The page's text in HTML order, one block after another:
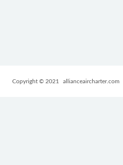
Copyright © 2021 allianceaircharter.com